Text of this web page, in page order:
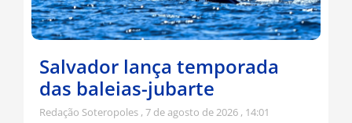
Salvador lança temporada
das baleias-jubarte
Redação Soteropoles 7 de agosto de 2026 14:01